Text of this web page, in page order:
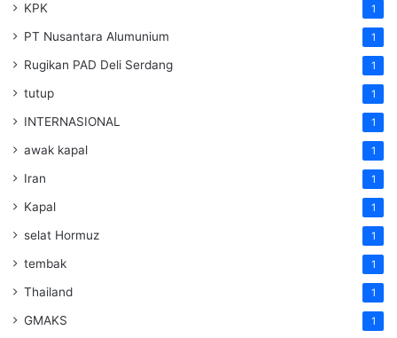
KPK 1
PT Nusantara Alumunium 1
Rugikan PAD Deli Serdang 1
tutup 1
INTERNASIONAL 1
awak kapal 1
Iran 1
Kapal 1
selat Hormuz 1
tembak 1
Thailand 1
GMAKS 1